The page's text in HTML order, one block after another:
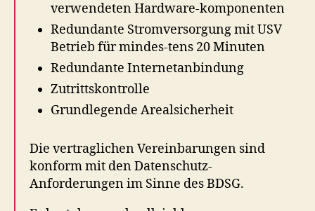
verwendeten Hardware-komponenten
Redundante Stromversorgung mit USV
Betrieb für mindes-tens 20 Minuten
Redundante Internetanbindung
Zutrittskontrolle
Grundlegende Arealsicherheit
Die vertraglichen Vereinbarungen sind
konform mit den Datenschutz-
Anforderungen im Sinne des BDSG.